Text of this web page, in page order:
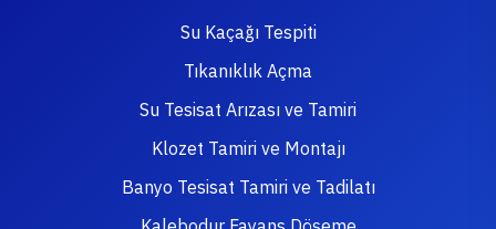
Su Kaçağı Tespiti
Tıkanıklık Açma
Su Tesisat Arızası ve Tamiri
Klozet Tamiri ve Montajı
Banyo Tesisat Tamiri ve Tadilatı